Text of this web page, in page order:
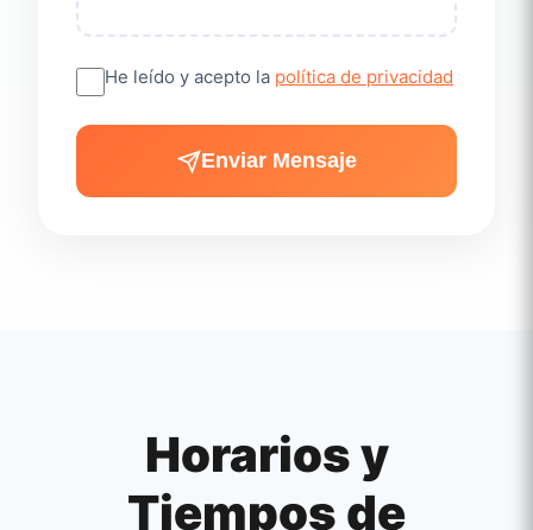
He leído y acepto la política de privacidad
Enviar Mensaje
Horarios y
Tiempos de